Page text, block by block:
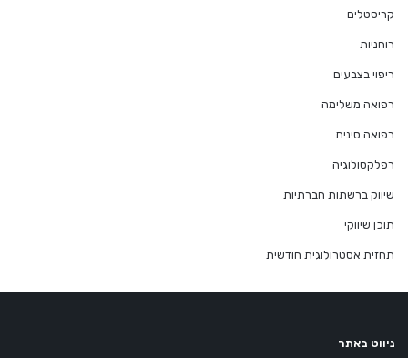
קריסטלים
רוחניות
ריפוי בצבעים
רפואה משלימה
רפואה סינית
רפלקסולוגיה
שיווק ברשתות חברתיות
תוכן שיווקי
תחזית אסטרולוגית חודשית
ניווט באתר